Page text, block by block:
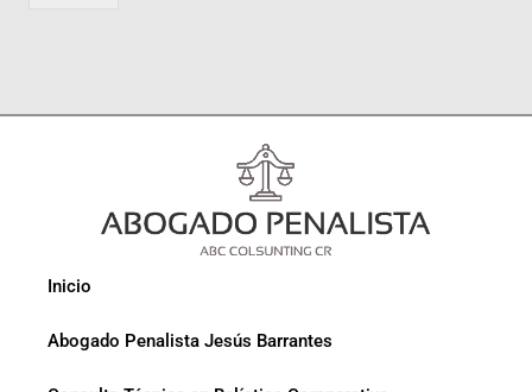
Inicio
Abogado Penalista Jesús Barrantes